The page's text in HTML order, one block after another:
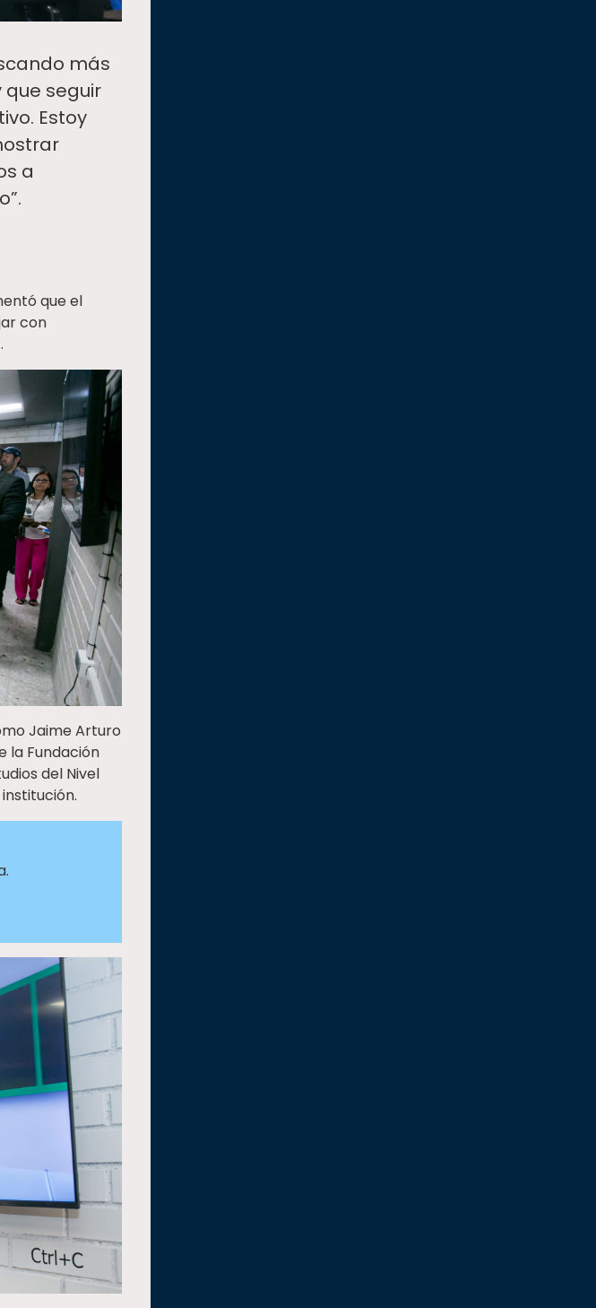
más
seguir
Estoy
a
que el
con
.
Jaime Arturo
la Fundación
del Nivel